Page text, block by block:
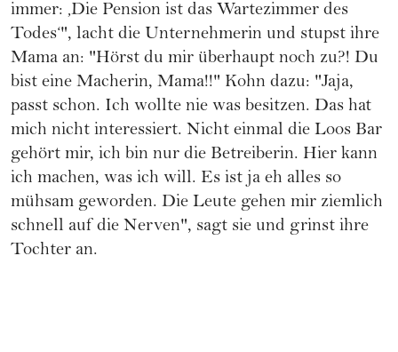
immer: ‚Die Pension ist das Wartezimmer des
Todes‘", lacht die Unternehmerin und stupst ihre
Mama an: "Hörst du mir überhaupt noch zu?! Du
bist eine Macherin, Mama!!" Kohn dazu: "Jaja,
passt schon. Ich wollte nie was besitzen. Das hat
mich nicht interessiert. Nicht einmal die Loos Bar
gehört mir, ich bin nur die Betreiberin. Hier kann
ich machen, was ich will. Es ist ja eh alles so
mühsam geworden. Die Leute gehen mir ziemlich
schnell auf die Nerven", sagt sie und grinst ihre
Tochter an.